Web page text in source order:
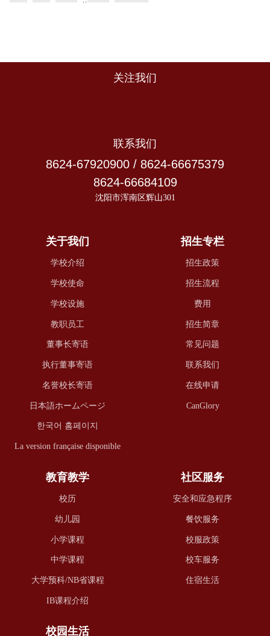
关注我们
联系我们
8624-67920900 / 8624-66675379
8624-66684109
沈阳市浑南区辉山301
关于我们
学校介绍
学校使命
学校设施
教职员工
董事长寄语
执行董事寄语
名誉校长寄语
日本語ホームページ
한국어 홈페이지
La version française disponible
招生专栏
招生政策
招生流程
费用
招生简章
常见问题
联系我们
在线申请
CanGlory
教育教学
校历
幼儿园
小学课程
中学课程
大学预科/NB省课程
IB课程介绍
社区服务
安全和应急程序
餐饮服务
校服政策
校车服务
住宿生活
校园生活